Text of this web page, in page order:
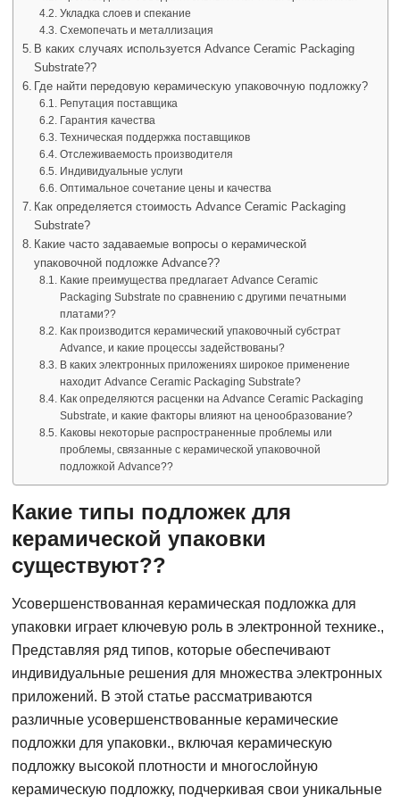
Укладка слоев и спекание
Схемопечать и металлизация
В каких случаях используется Advance Ceramic Packaging
Substrate??
Где найти передовую керамическую упаковочную подложку?
Репутация поставщика
Гарантия качества
Техническая поддержка поставщиков
Отслеживаемость производителя
Индивидуальные услуги
Оптимальное сочетание цены и качества
Как определяется стоимость Advance Ceramic Packaging
Substrate?
Какие часто задаваемые вопросы о керамической
упаковочной подложке Advance??
Какие преимущества предлагает Advance Ceramic
Packaging Substrate по сравнению с другими печатными
платами??
Как производится керамический упаковочный субстрат
Advance, и какие процессы задействованы?
В каких электронных приложениях широкое применение
находит Advance Ceramic Packaging Substrate?
Как определяются расценки на Advance Ceramic Packaging
Substrate, и какие факторы влияют на ценообразование?
Каковы некоторые распространенные проблемы или
проблемы, связанные с керамической упаковочной
подложкой Advance??
Какие типы подложек для
керамической упаковки
существуют??
Усовершенствованная керамическая подложка для
упаковки играет ключевую роль в электронной технике.,
Представляя ряд типов, которые обеспечивают
индивидуальные решения для множества электронных
приложений. В этой статье рассматриваются
различные усовершенствованные керамические
подложки для упаковки., включая керамическую
подложку высокой плотности и многослойную
керамическую подложку, подчеркивая свои уникальные